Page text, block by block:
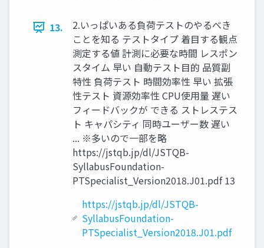
13.
2.いっぱいある負荷テストのやるべき
ことを知る テストタイプ 着目する観点
測定する値 計測に必要な時間 レスポン
スタイム 早い 自動テスト目的 品質副
特性 負荷テスト 時間効率性 早い 拡張
性テスト 資源効率性 CPU使用量 遅い
フィードバックが できる ストレステス
ト キャパシティ 同時ユーザー数 遅い
... ※多いので一部を略
https://jstqb.jp/dl/JSTQB-
SyllabusFoundation-
PTSpecialist_Version2018.J01.pdf 13
https://jstqb.jp/dl/JSTQB-
SyllabusFoundation-
PTSpecialist_Version2018.J01.pdf